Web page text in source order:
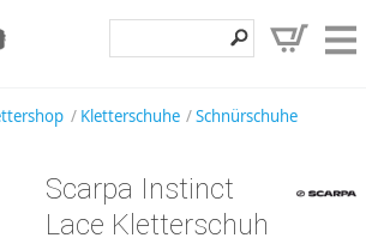
Klettershop
Entdecken
Kletterschuhe Schnürschuhe
Scarpa Instinct
Lace Kletterschuh